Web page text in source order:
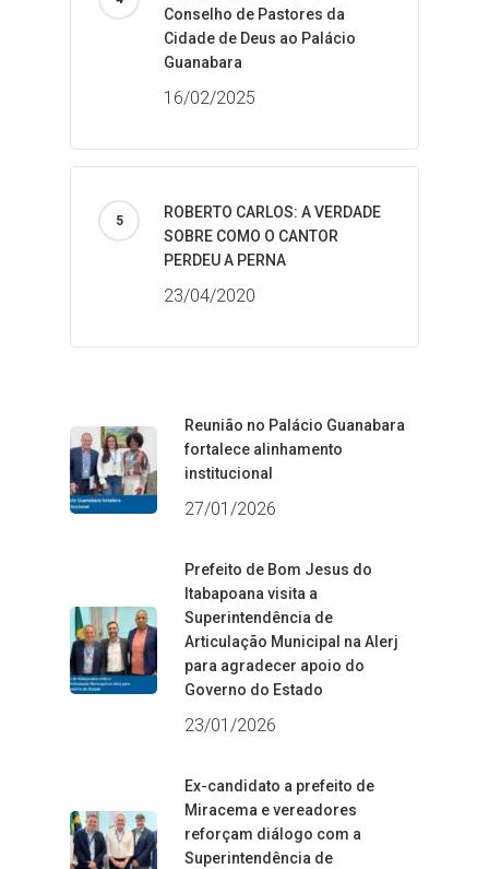
Conselho de Pastores da
Cidade de Deus ao Palácio
Guanabara
16/02/2025
ROBERTO CARLOS: A VERDADE
SOBRE COMO O CANTOR
PERDEU A PERNA
23/04/2020
Reunião no Palácio Guanabara
fortalece alinhamento
institucional
27/01/2026
Prefeito de Bom Jesus do
Itabapoana visita a
Superintendência de
Articulação Municipal na Alerj
para agradecer apoio do
Governo do Estado
23/01/2026
Ex-candidato a prefeito de
Miracema e vereadores
reforçam diálogo com a
Superintendência de